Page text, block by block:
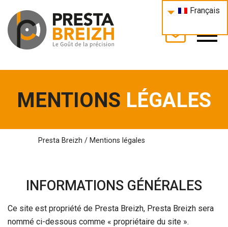
Français
MENTIONS LÉGALES
Presta Breizh / Mentions légales
INFORMATIONS GÉNÉRALES
Ce site est propriété de Presta Breizh, Presta Breizh sera
nommé ci-dessous comme « propriétaire du site ».